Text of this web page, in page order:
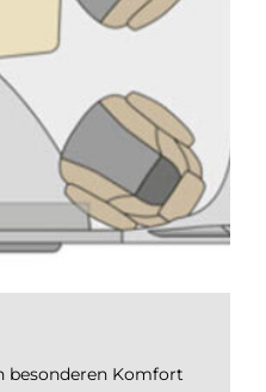
besonderen Komfort